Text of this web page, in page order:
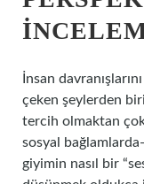
İnsan
çeken şeylerden
tercih olmaktan
sosyal
giyimin nasıl bir